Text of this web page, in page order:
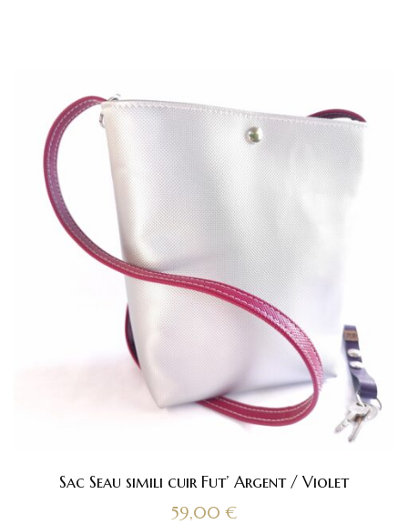
Sac Seau simili cuir Fut’ Argent / Violet
59,00 €